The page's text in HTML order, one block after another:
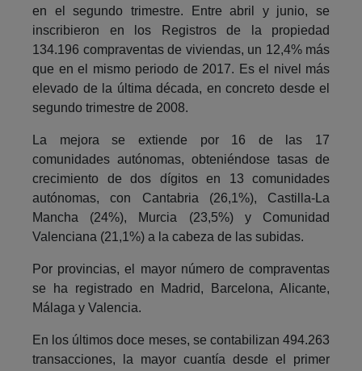
en el segundo trimestre. Entre abril y junio, se
inscribieron en los Registros de la propiedad
134.196 compraventas de viviendas, un 12,4% más
que en el mismo periodo de 2017. Es el nivel más
elevado de la última década, en concreto desde el
segundo trimestre de 2008.
La mejora se extiende por 16 de las 17
comunidades autónomas, obteniéndose tasas de
crecimiento de dos dígitos en 13 comunidades
autónomas, con Cantabria (26,1%), Castilla-La
Mancha (24%), Murcia (23,5%) y Comunidad
Valenciana (21,1%) a la cabeza de las subidas.
Por provincias, el mayor número de compraventas
se ha registrado en Madrid, Barcelona, Alicante,
Málaga y Valencia.
En los últimos doce meses, se contabilizan 494.263
transacciones, la mayor cuantía desde el primer